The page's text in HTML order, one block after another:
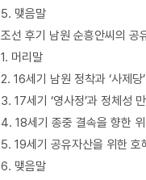
5. 맺음말
조선 후기 남원 순흥안씨의 공
1. 머리말
2. 16세기 남원 정착과 ‘사제당’
3. 17세기 ‘영사정’과 정체성 만
4. 18세기 종중 결속을 향한
5. 19세기 공유자산을 위한 호
6. 맺음말